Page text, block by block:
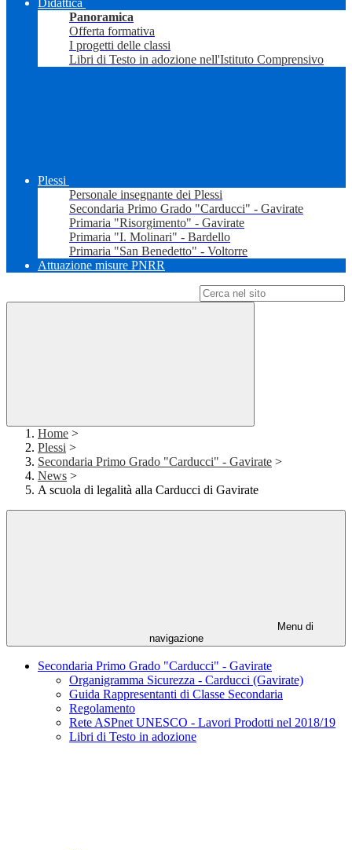
Didattica
Panoramica
Offerta formativa
I progetti delle classi
Libri di Testo in adozione nell'Istituto Comprensivo
Plessi
Personale insegnante dei Plessi
Secondaria Primo Grado "Carducci" - Gavirate
Primaria "Risorgimento" - Gavirate
Primaria "I. Molinari" - Bardello
Primaria "San Benedetto" - Voltorre
Attuazione misure PNRR
Home >
Plessi >
Secondaria Primo Grado "Carducci" - Gavirate >
News >
A scuola di legalità alla Carducci di Gavirate
Menu di
navigazione
Secondaria Primo Grado "Carducci" - Gavirate
Organigramma Sicurezza - Carducci (Gavirate)
Guida Rappresentanti di Classe Secondaria
Regolamento
Rete ASPnet UNESCO - Lavori Prodotti nel 2018/19
Libri di Testo in adozione